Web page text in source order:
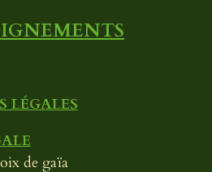
LÉGALES
de gaïa